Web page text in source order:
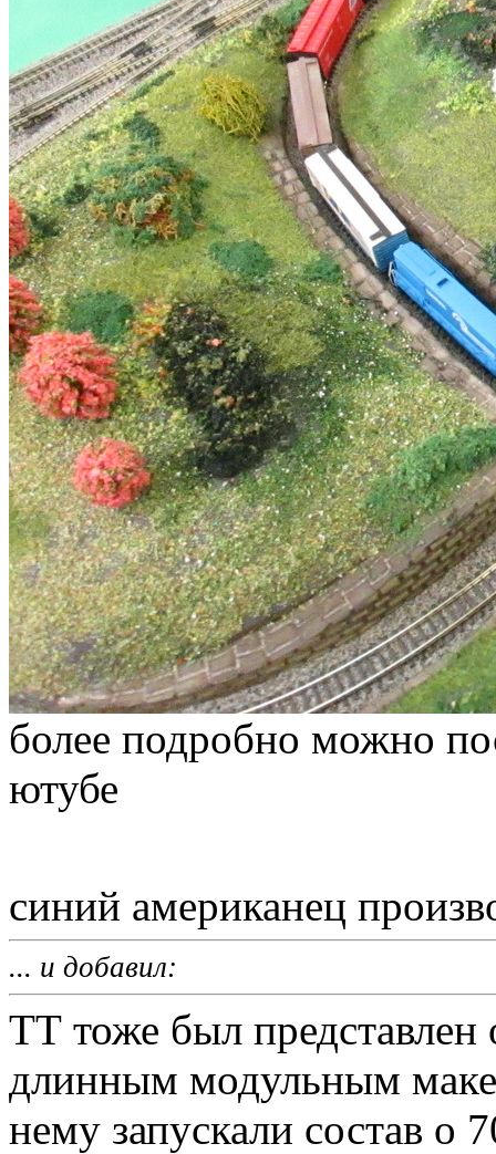
более подробно можно
ютубе
синий американец
... и добавил:
ТТ тоже был
длинным модульным
нему запускали состав о